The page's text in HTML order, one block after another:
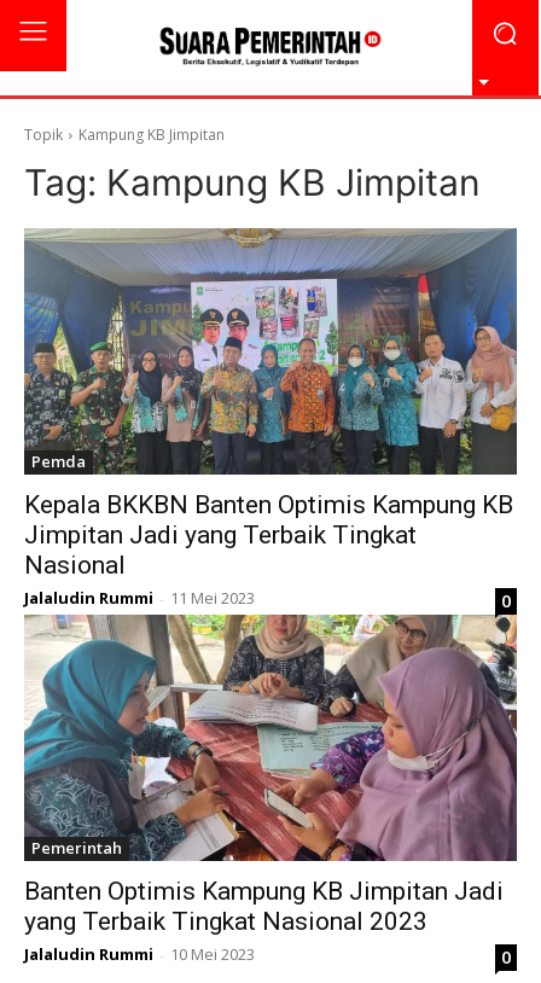
Topik Kampung KB Jimpitan
Tag: Kampung KB Jimpitan
Pemda
Kepala BKKBN Banten Optimis Kampung KB
Jimpitan Jadi yang Terbaik Tingkat
Nasional
Jalaludin Rummi - 11 Mei 2023 0
Pemerintah
Banten Optimis Kampung KB Jimpitan Jadi
yang Terbaik Tingkat Nasional 2023
Jalaludin Rummi - 10 Mei 2023 0